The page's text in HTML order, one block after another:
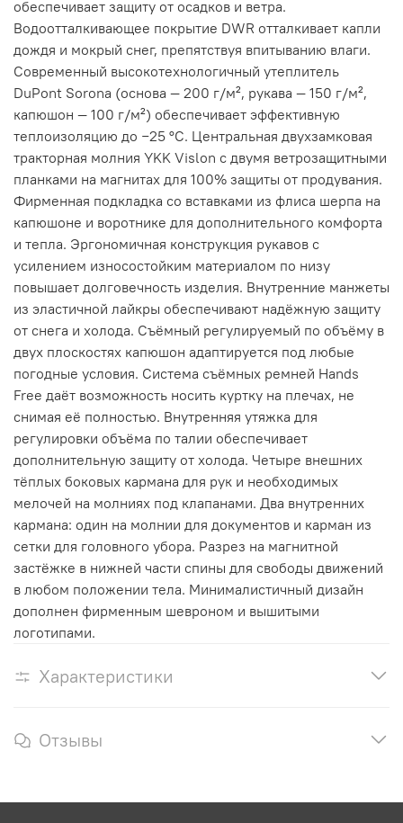
обеспечивает защиту от осадков и ветра.
Водоотталкивающее покрытие DWR отталкивает капли
дождя и мокрый снег, препятствуя впитыванию влаги.
Современный высокотехнологичный утеплитель
DuPont Sorona (основа — 200 г/м², рукава — 150 г/м²,
капюшон — 100 г/м²) обеспечивает эффективную
теплоизоляцию до −25 °С. Центральная двухзамковая
тракторная молния YKK Vislon с двумя ветрозащитными
планками на магнитах для 100% защиты от продувания.
Фирменная подкладка со вставками из флиса шерпа на
капюшоне и воротнике для дополнительного комфорта
и тепла. Эргономичная конструкция рукавов с
усилением износостойким материалом по низу
повышает долговечность изделия. Внутренние манжеты
из эластичной лайкры обеспечивают надёжную защиту
от снега и холода. Съёмный регулируемый по объёму в
двух плоскостях капюшон адаптируется под любые
погодные условия. Система съёмных ремней Hands
Free даёт возможность носить куртку на плечах, не
снимая её полностью. Внутренняя утяжка для
регулировки объёма по талии обеспечивает
дополнительную защиту от холода. Четыре внешних
тёплых боковых кармана для рук и необходимых
мелочей на молниях под клапанами. Два внутренних
кармана: один на молнии для документов и карман из
сетки для головного убора. Разрез на магнитной
застёжке в нижней части спины для свободы движений
в любом положении тела. Минималистичный дизайн
дополнен фирменным шевроном и вышитыми
логотипами.
Характеристики
Отзывы